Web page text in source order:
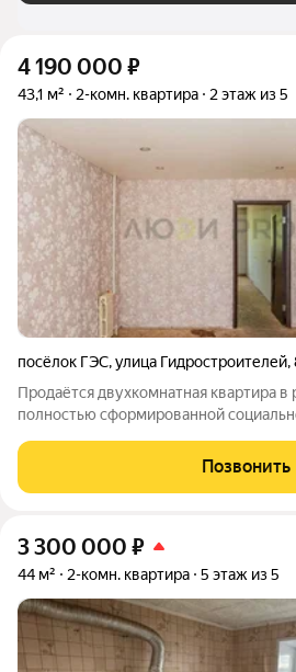
4 190 000 ₽
43,1 м² 2-комн. квартира 2 этаж из 5
посёлок ГЭС,улица Гидростроителей,
Продаётся двухкомнатная квартира в
полностью сформированной
поликлиника, супермаркеты, аптеки и
Позвонить
3 300 000 ₽
44 м² 2-комн. квартира 5 этаж из 5